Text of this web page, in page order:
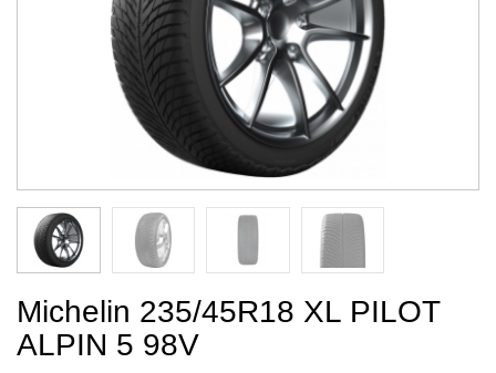
Michelin 235/45R18 XL PILOT
ALPIN 5 98V